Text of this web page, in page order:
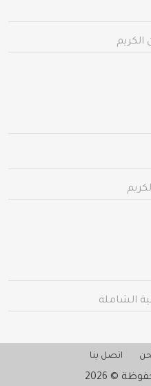
الكريم
الشاملة
اتصل بنا
© 2026